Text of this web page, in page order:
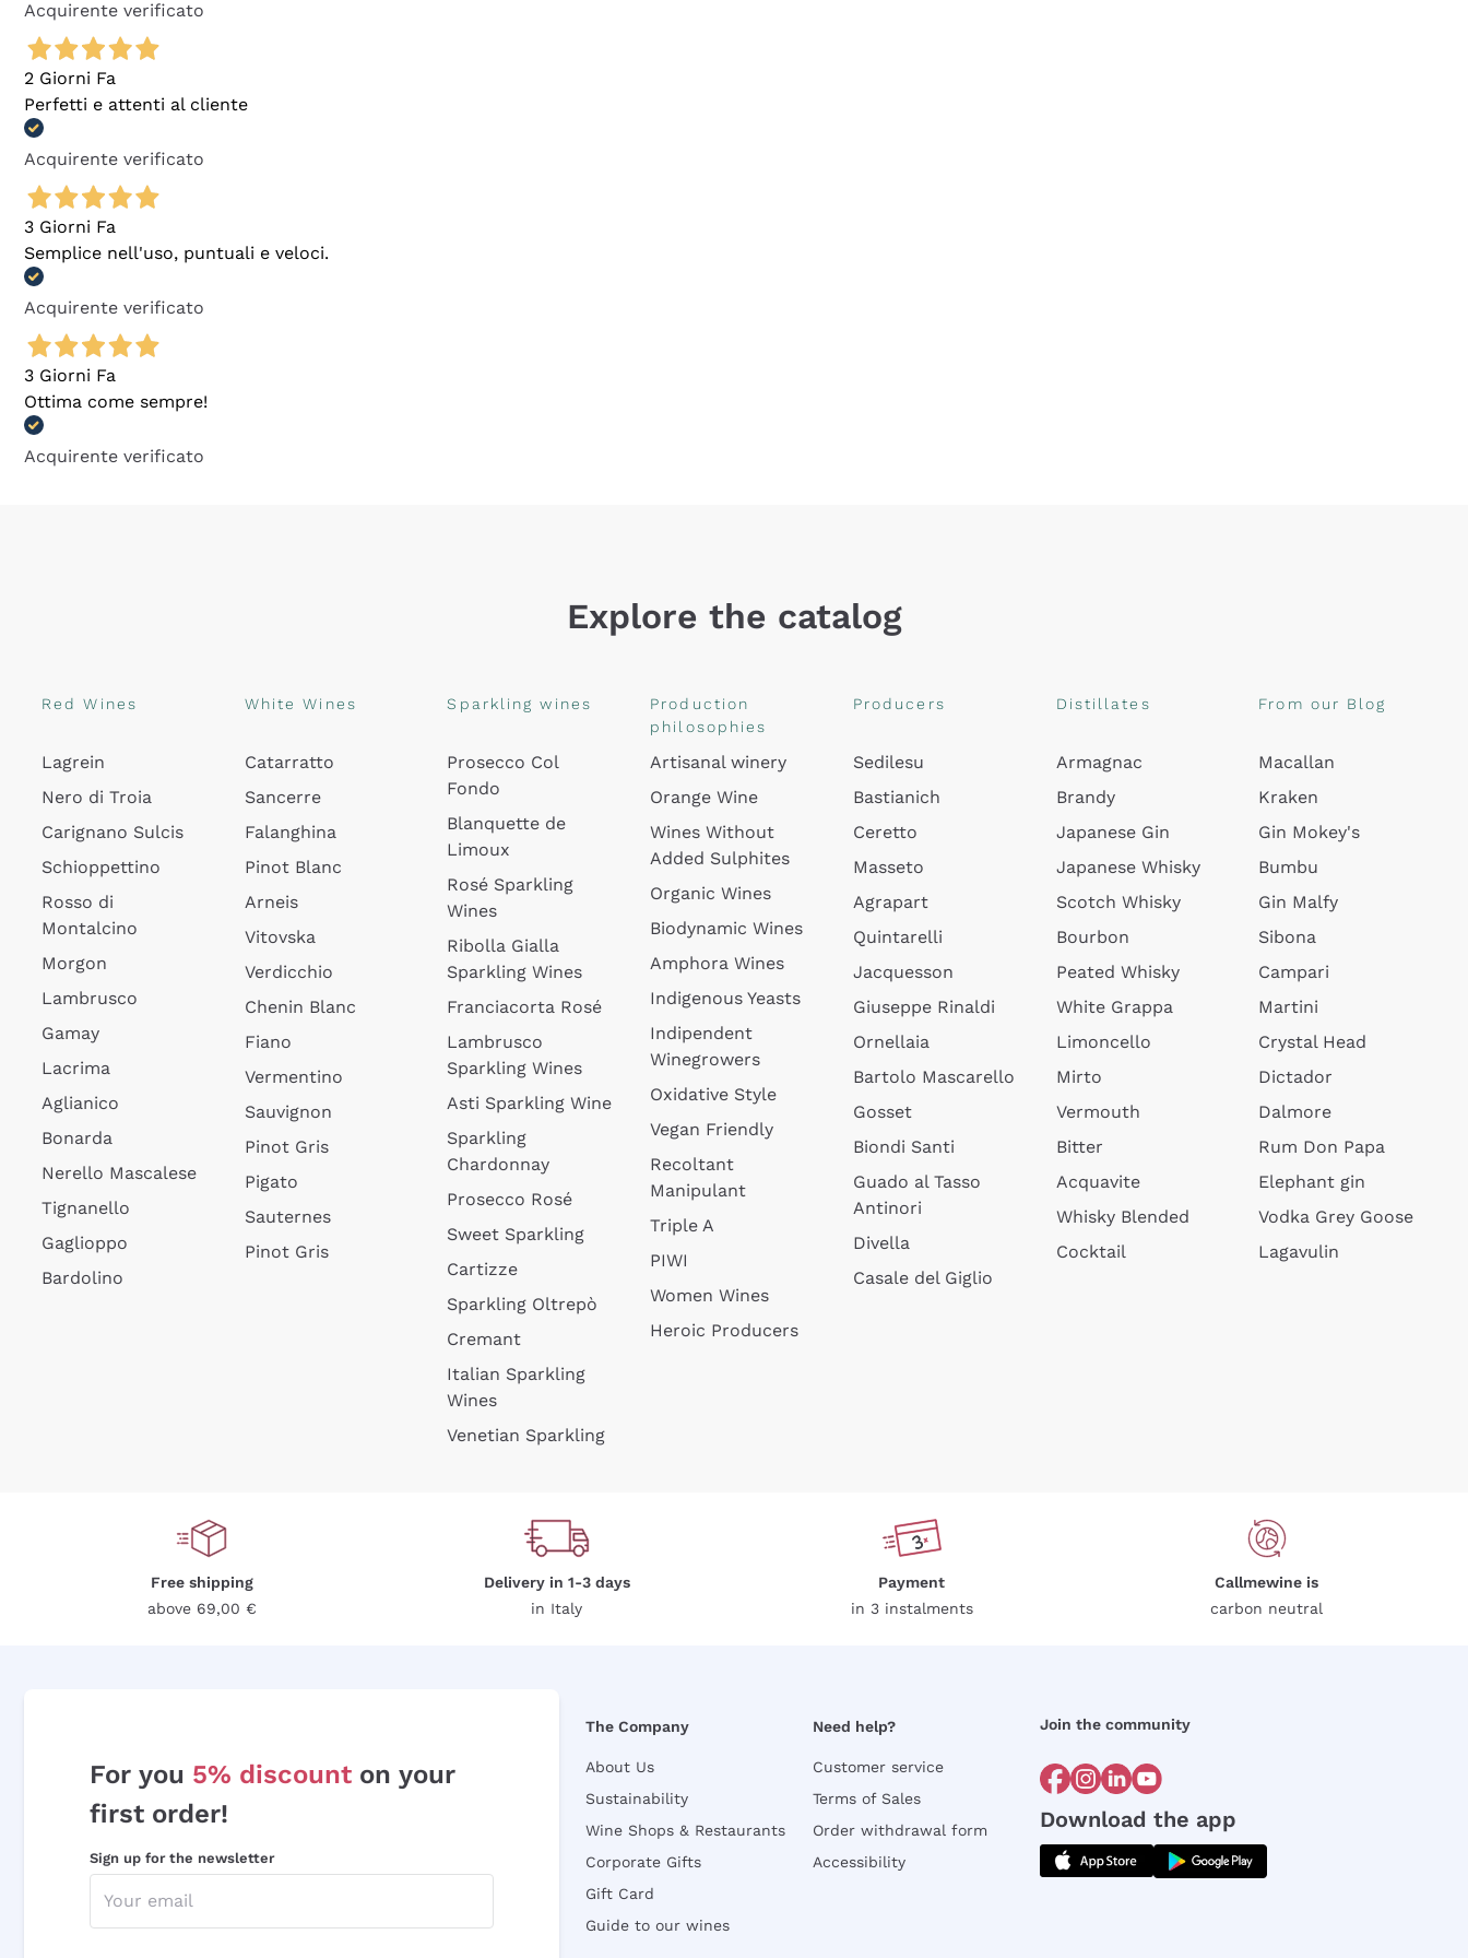
Acquirente verificato
2 Giorni Fa
Perfetti e attenti al cliente
Acquirente verificato
3 Giorni Fa
Semplice nell'uso, puntuali e veloci.
Acquirente verificato
3 Giorni Fa
Ottima come sempre!
Acquirente verificato
Explore the catalog
Red Wines
Lagrein
Nero di Troia
Carignano Sulcis
Schioppettino
Rosso di
Montalcino
Morgon
Lambrusco
Gamay
Lacrima
Aglianico
Bonarda
Nerello Mascalese
Tignanello
Gaglioppo
Bardolino
White Wines
Catarratto
Sancerre
Falanghina
Pinot Blanc
Arneis
Vitovska
Verdicchio
Chenin Blanc
Fiano
Vermentino
Sauvignon
Pinot Gris
Pigato
Sauternes
Pinot Gris
Sparkling wines
Prosecco Col
Fondo
Blanquette de
Limoux
Rosé Sparkling
Wines
Ribolla Gialla
Sparkling Wines
Franciacorta Rosé
Lambrusco
Sparkling Wines
Asti Sparkling Wine
Sparkling
Chardonnay
Prosecco Rosé
Sweet Sparkling
Cartizze
Sparkling Oltrepò
Cremant
Italian Sparkling
Wines
Venetian Sparkling
Production
philosophies
Artisanal winery
Orange Wine
Wines Without
Added Sulphites
Organic Wines
Biodynamic Wines
Amphora Wines
Indigenous Yeasts
Indipendent
Winegrowers
Oxidative Style
Vegan Friendly
Recoltant
Manipulant
Triple A
PIWI
Women Wines
Heroic Producers
Producers
Sedilesu
Bastianich
Ceretto
Masseto
Agrapart
Quintarelli
Jacquesson
Giuseppe Rinaldi
Ornellaia
Bartolo Mascarello
Gosset
Biondi Santi
Guado al Tasso
Antinori
Divella
Casale del Giglio
Distillates
Armagnac
Brandy
Japanese Gin
Japanese Whisky
Scotch Whisky
Bourbon
Peated Whisky
White Grappa
Limoncello
Mirto
Vermouth
Bitter
Acquavite
Whisky Blended
Cocktail
From our Blog
Macallan
Kraken
Gin Mokey's
Bumbu
Gin Malfy
Sibona
Campari
Martini
Crystal Head
Dictador
Dalmore
Rum Don Papa
Elephant gin
Vodka Grey Goose
Lagavulin
Free shipping
above 69,00 €
Delivery in 1-3 days
in Italy
Payment
in 3 instalments
Callmewine is
carbon neutral
For you 5% discount on your
first order!
Sign up for the newsletter
The Company
About Us
Sustainability
Wine Shops & Restaurants
Corporate Gifts
Gift Card
Guide to our wines
Need help?
Customer service
Terms of Sales
Order withdrawal form
Accessibility
Join the community
Download the app